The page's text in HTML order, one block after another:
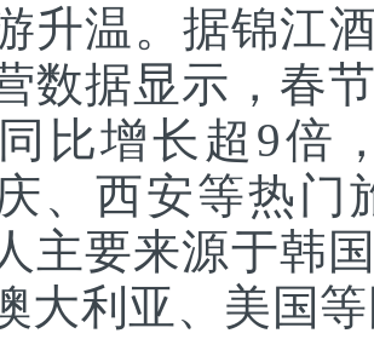
升温。据锦江
数据显示，春
比增长超9倍
、西安等热门
主要来源于韩
大利亚、美国